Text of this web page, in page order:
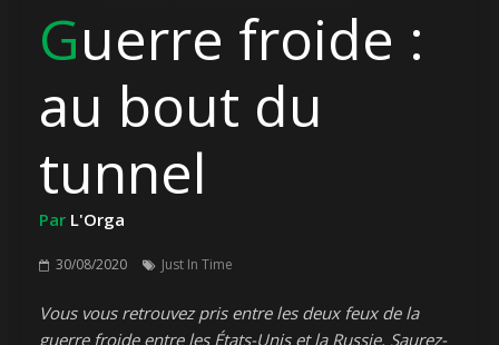
Guerre froide :
au bout du
tunnel
Par L'Orga
30/08/2020 Just In Time
Vous vous retrouvez pris entre les deux feux de la
guerre froide entre les États-Unis et la Russie. Saurez-